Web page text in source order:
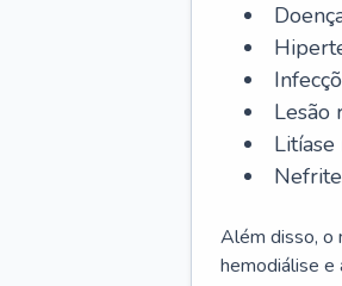
Lesão
Além disso, o
hemodiálise e